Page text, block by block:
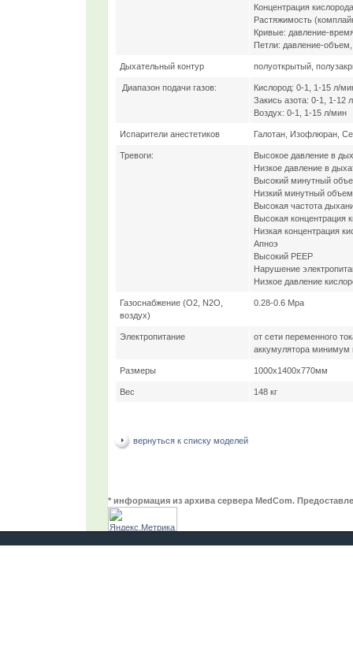
Концентрация кислорода
Растяжимость
Кривые: давление-
Петли: давление-
Дыхательный контур полуоткрытый,
Диапазон подачи газов:
Кислород: 0-1, 1-15 л/
Закись азота: 0-1, 1-12
Воздух: 0-1, 1-15 л/мин
Испарители анестетиков Галотан, Изофлюран,
Тревоги:
Высокое давление в
Низкое давление в
Высокий минутный
Низкий минутный объем
Высокая частота
Высокая концентрация
Низкая концентрация
Апноэ
Высокий PEEP
Нарушение
Низкое давление
Газоснабжение (O2, N2O,
воздух)
0.28-0.6 Мpa
Электропитание
от сети переменного
аккумулятора минимум
Размеры 1000x1400x770мм
Вес 148 кг
вернуться к списку моделей
* информация из архива сервера MedCom.